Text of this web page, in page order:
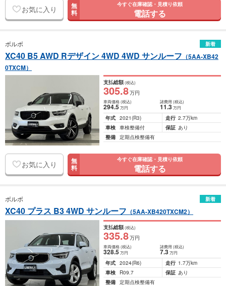
お気に入り 無
料
今すぐ在庫確認・見積り依頼
電話する
ボルボ 新着
XC40 B5 AWD Rデザイン 4WD 4WD サンルーフ （5AA-XB42
0TXCM）
支払総額(税込)
305.8万円
車両価格(税込)
294.5万円
諸費用 (税込)
11.3 万円
年式 2021(R3) 走行 2.7万km
車検 車検整備付 保証 あり
整備 定期点検整備有
お気に入り 無
料
今すぐ在庫確認・見積り依頼
電話する
ボルボ 新着
XC40 プラス B3 4WD サンルーフ （5AA-XB420TXCM2）
支払総額(税込)
335.8万円
車両価格(税込)
328.5万円
諸費用 (税込)
7.3 万円
年式 2024(R6) 走行 1.7万km
車検
R09.7 保証 あり
整備 定期点検整備有